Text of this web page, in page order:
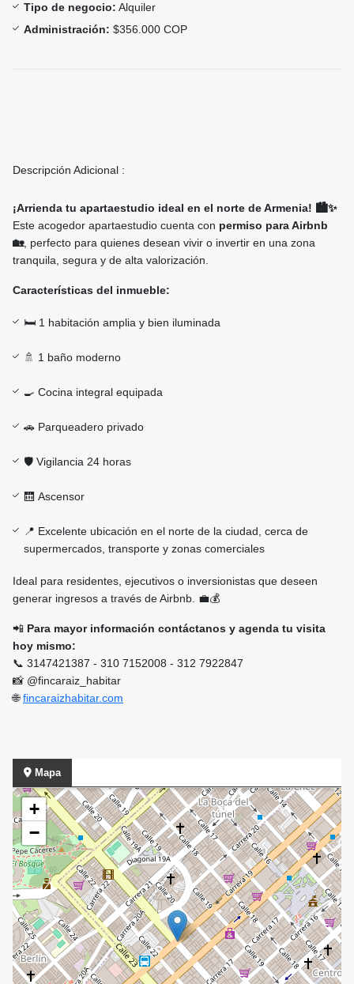
Tipo de negocio: Alquiler
Administración: $356.000 COP
Descripción Adicional :
¡Arrienda tu apartaestudio ideal en el norte de Armenia! 🏙️✨
Este acogedor apartaestudio cuenta con permiso para Airbnb
🏡, perfecto para quienes desean vivir o invertir en una zona
tranquila, segura y de alta valorización.
Características del inmueble:
🛏️ 1 habitación amplia y bien iluminada
🚿 1 baño moderno
🍳 Cocina integral equipada
🚗 Parqueadero privado
🛡️ Vigilancia 24 horas
🛗 Ascensor
📍 Excelente ubicación en el norte de la ciudad, cerca de
supermercados, transporte y zonas comerciales
Ideal para residentes, ejecutivos o inversionistas que deseen
generar ingresos a través de Airbnb. 💼💰
📲 Para mayor información contáctanos y agenda tu visita
hoy mismo:
📞 3147421387 - 310 7152008 - 312 7922847
📸 @fincaraiz_habitar
🌐fincaraizhabitar.com
Mapa
+
−